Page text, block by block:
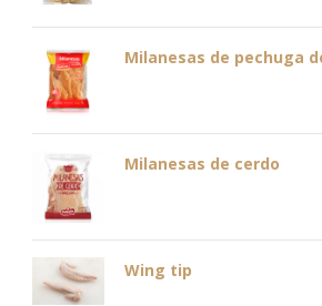
Milanesas de pechuga
Milanesas de cerdo
Wing tip